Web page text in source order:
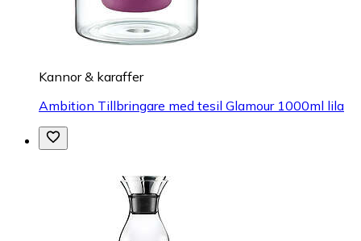
Kannor & karaffer
Ambition Tillbringare med tesil Glamour 1000ml lila